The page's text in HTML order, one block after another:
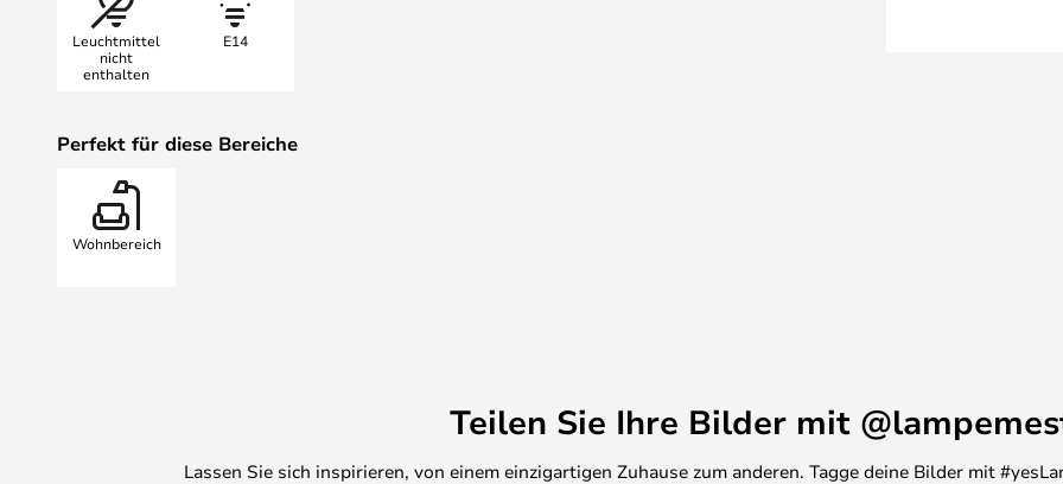
Leuchtmittel
nicht
enthalten
E14
Perfekt für diese Bereiche
Wohnbereich
Teilen Sie Ihre Bilder mit
Lassen Sie sich inspirieren, von einem einzigartigen Zuhause zum anderen. Tagge deine Bilder mit